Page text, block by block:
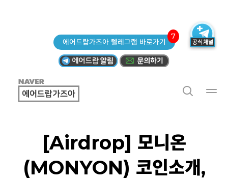
에어드랍가즈아 텔레그램 바로가기
7
[Airdrop] 모니온
(MONYON) 코인소개,